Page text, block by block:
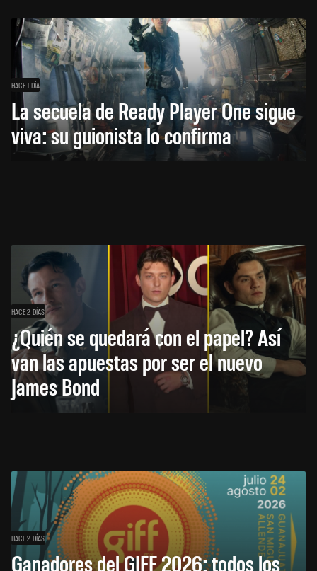
HACE 1 DÍA
La secuela de Ready Player One sigue
viva: su guionista lo confirma
HACE 2 DÍAS
¿Quién se quedará con el papel? Así
van las apuestas por ser el nuevo
James Bond
HACE 2 DÍAS
Ganadores del GIFF 2026: todos los